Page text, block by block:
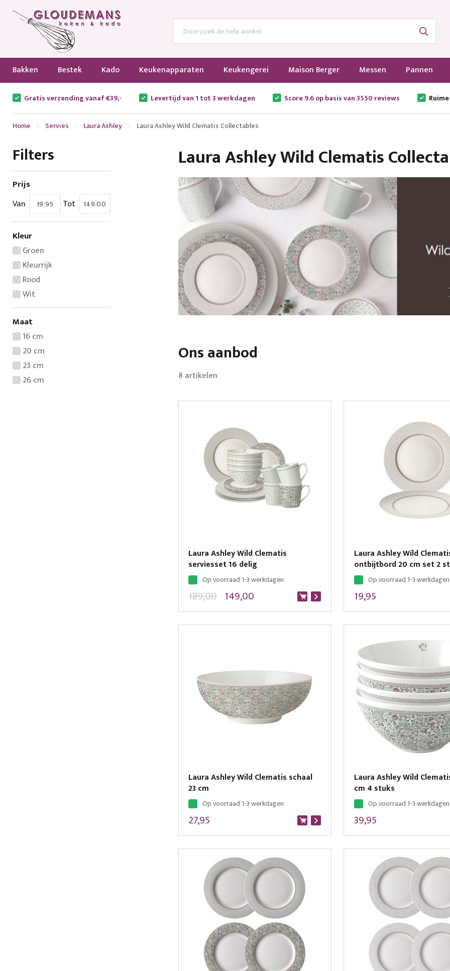
Bakken Bestek Kado Keukenapparaten Keukengerei Maison Berger Messen Pannen
Gratis verzending vanaf €39,- Levertijd van 1 tot 3 werkdagen Score 9.6 op basis van 3550 reviews
Home Servies Laura Ashley Laura Ashley Wild Clematis Collectables
Laura Ashley Wild Clematis
Ons aanbod
8 artikelen
Laura Ashley Wild Clematis
serviesset 16 delig
Op voorraad 1-3 werkdagen
149,00
189,00
Laura Ashley Wild
ontbijtbord 20 cm set 2
Op voorraad 1-3 werkdagen
19,95
Laura Ashley Wild Clematis schaal
23 cm
Op voorraad 1-3 werkdagen
27,95
Laura Ashley Wild
cm 4 stuks
Op voorraad 1-3 werkdagen
39,95
Filters
Prijs
Van
Tot
Kleur
Groen
Kleurrijk
Rood
Wit
Maat
16 cm
20 cm
23 cm
26 cm